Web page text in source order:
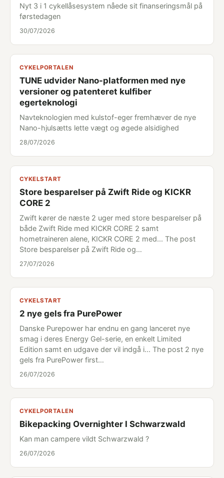
Nyt 3 i 1 cykellåsesystem nåede sit finanseringsmål på
førstedagen
30/07/2026
CYKELPORTALEN
TUNE udvider Nano-platformen med nye
versioner og patenteret kulfiber
egerteknologi
Navteknologien med kulstof-eger fremhæver de nye
Nano-hjulsætts lette vægt og øgede alsidighed
28/07/2026
CYKELSTART
Store besparelser på Zwift Ride og KICKR
CORE 2
Zwift kører de næste 2 uger med store besparelser på
både Zwift Ride med KICKR CORE 2 samt
hometraineren alene, KICKR CORE 2 med... The post
Store besparelser på Zwift Ride og…
27/07/2026
CYKELSTART
2 nye gels fra PurePower
Danske Purepower har endnu en gang lanceret nye
smag i deres Energy Gel-serie, en enkelt Limited
Edition samt en udgave der vil indgå i... The post 2 nye
gels fra PurePower first…
26/07/2026
CYKELPORTALEN
Bikepacking Overnighter I Schwarzwald
Kan man campere vildt Schwarzwald ?
26/07/2026